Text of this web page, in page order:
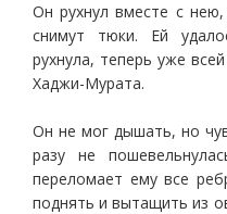
Он рухнул вместе с
снимут тюки. Ей
рухнула, теперь уже
Хаджи-Мурата.
Он не мог дышать, но
разу не
переломает ему все
поднять и вытащить из